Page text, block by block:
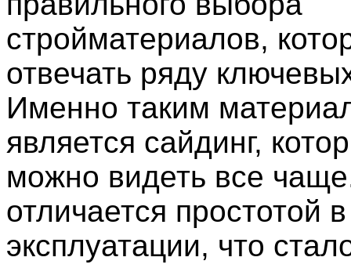
стройматериалов,
отвечать ряду
Именно таким
является сайдинг,
можно видеть все
отличается простотой в
эксплуатации, что